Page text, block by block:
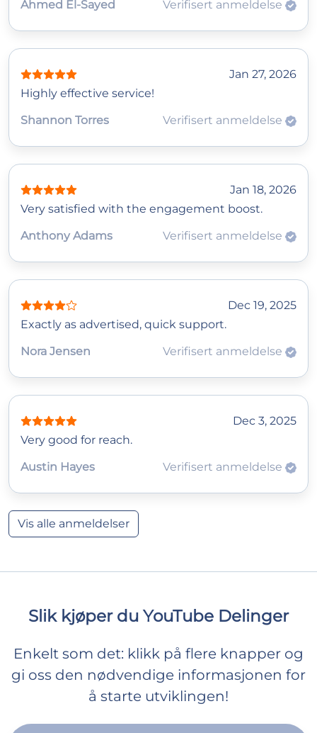
Ahmed El‑Sayed Verifisert anmeldelse
Jan 27, 2026
Highly effective service!
Shannon Torres
Verifisert anmeldelse
Jan 18, 2026
Very satisfied with the engagement boost.
Anthony Adams
Verifisert anmeldelse
Dec 19, 2025
Exactly as advertised, quick support.
Nora Jensen
Verifisert anmeldelse
Dec 3, 2025
Very good for reach.
Austin Hayes
Verifisert anmeldelse
Vis alle anmeldelser
Slik kjøper du YouTube Delinger
Enkelt som det: klikk på flere knapper og
gi oss den nødvendige informasjonen for
å starte utviklingen!